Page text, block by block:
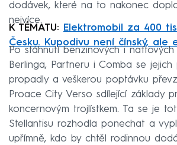
dodávek, které na to nakonec
nejvíce.
K TÉMATU: Elektromobil za 400
Česku. Kupodivu není čínský, ale
Po stáhnutí benzinových i
Berlinga, Partneru i Comba se
propadly a veškerou poptávku
Proace City Verso sdílející základy
koncernovým trojlístkem. Ta se je
Stellantisu rozhodla ponechat a
upřímně, kdo by chtěl rodinnou